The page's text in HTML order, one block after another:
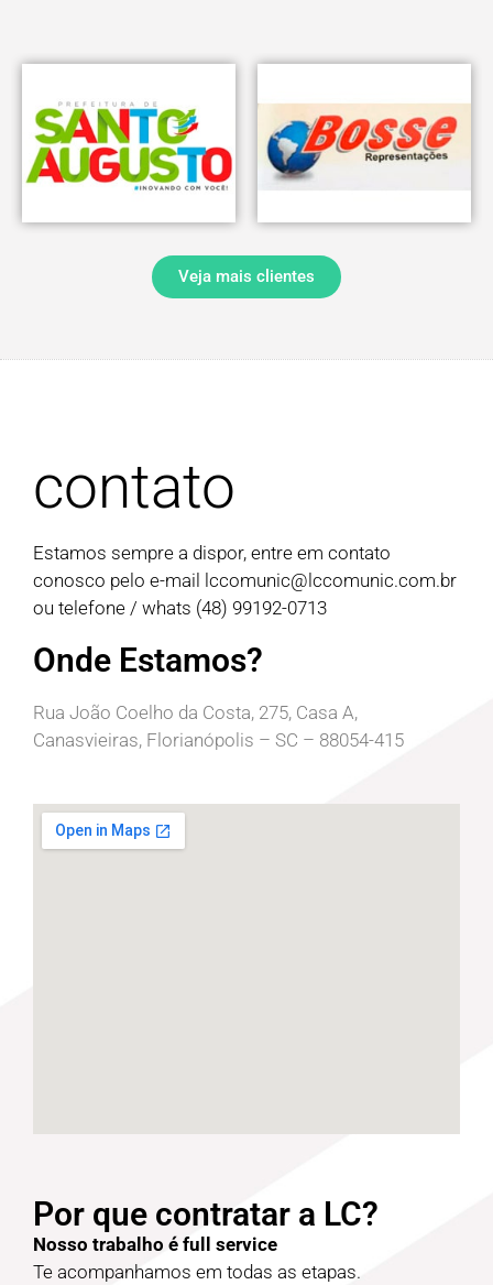
Veja mais clientes
contato
Estamos sempre a dispor, entre em contato
conosco pelo e-mail lccomunic@lccomunic.com.br
ou telefone / whats (48) 99192-0713
Onde Estamos?
Rua João Coelho da Costa, 275, Casa A,
Canasvieiras, Florianópolis – SC – 88054-415
Por que contratar a LC?
Nosso trabalho é full service
Te acompanhamos em todas as etapas.